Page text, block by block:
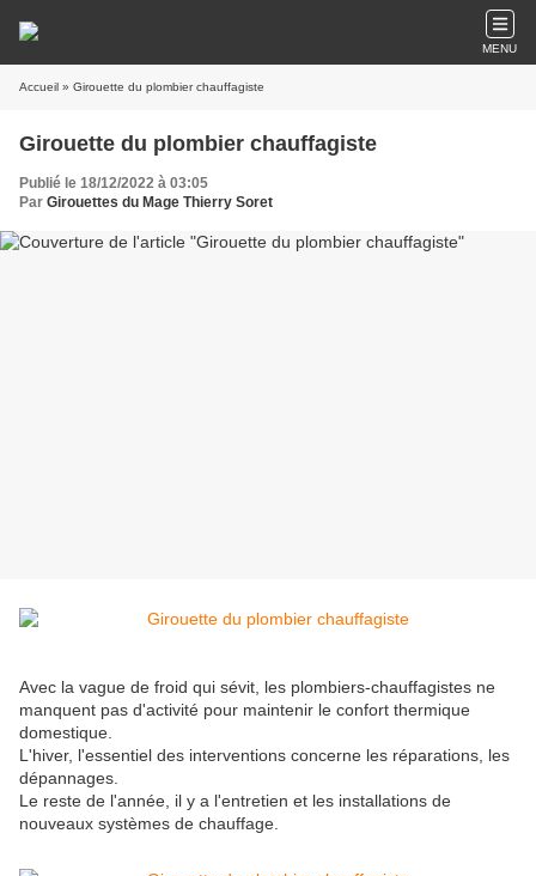
MENU
Accueil » Girouette du plombier chauffagiste
Girouette du plombier chauffagiste
Publié le 18/12/2022 à 03:05
Par Girouettes du Mage Thierry Soret
Avec la vague de froid qui sévit, les plombiers-chauffagistes ne
manquent pas d'activité pour maintenir le confort thermique
domestique.
L'hiver, l'essentiel des interventions concerne les réparations, les
dépannages.
Le reste de l'année, il y a l'entretien et les installations de
nouveaux systèmes de chauffage.